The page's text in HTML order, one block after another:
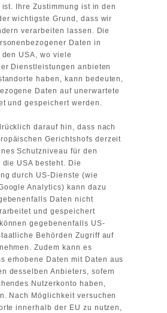
Ihre Zustimmung ist in den
wichtigste Grund, dass wir
verarbeiten lassen. Die
Daten in
USA, wo viele
Dienstleistungen anbieten
haben, kann bedeuten,
Daten auf unerwartete
und gespeichert werden.
darauf hin, dass nach
Gerichtshofs derzeit
Schutzniveau für den
USA besteht. Die
durch US-Dienste (wie
Analytics) kann dazu
Daten nicht
und gespeichert
gegebenenfalls US-
Behörden Zugriff auf
Zudem kann es
erhobene Daten mit Daten aus
desselben Anbieters, sofern
Nutzerkonto haben,
Nach Möglichkeit versuchen
innerhalb der EU zu nutzen,